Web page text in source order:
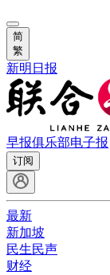
简
繁
新明日报
早报俱乐部电子报
订阅
最新
新加坡
民生民声
财经